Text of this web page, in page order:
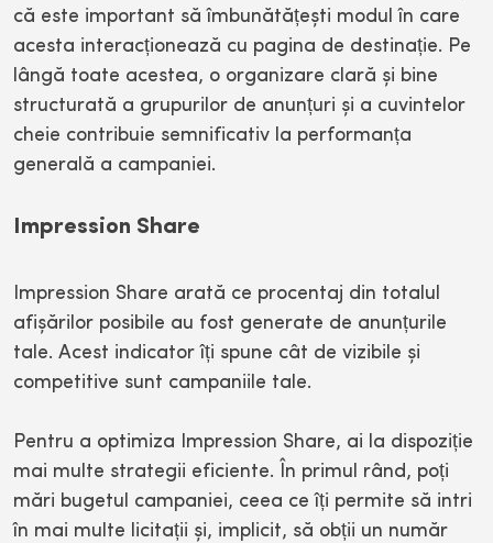
că este important să îmbunătățești modul în care
acesta interacționează cu pagina de destinație. Pe
lângă toate acestea, o organizare clară și bine
structurată a grupurilor de anunțuri și a cuvintelor
cheie contribuie semnificativ la performanța
generală a campaniei.
Impression Share
Impression Share arată ce procentaj din totalul
afișărilor posibile au fost generate de anunțurile
tale. Acest indicator îți spune cât de vizibile și
competitive sunt campaniile tale.
Pentru a optimiza Impression Share, ai la dispoziție
mai multe strategii eficiente. În primul rând, poți
mări bugetul campaniei, ceea ce îți permite să intri
în mai multe licitații și, implicit, să obții un număr